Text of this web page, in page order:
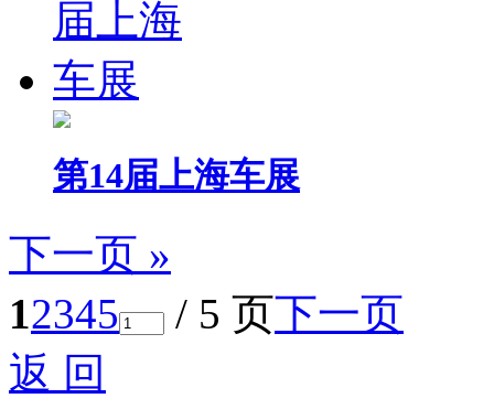
第14届上海车展
下一页 »
12345 / 5 页下一页
返 回